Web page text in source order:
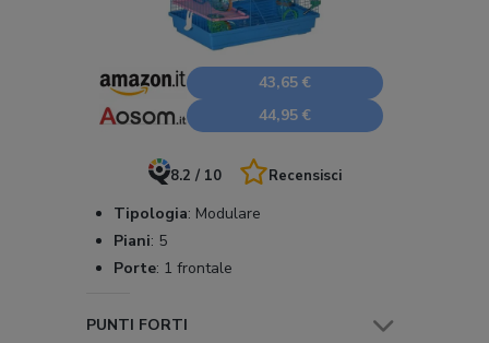
43,65 €
44,95 €
8.2 / 10 Recensisci
Tipologia: Modulare
Piani: 5
Porte: 1 frontale
PUNTI FORTI